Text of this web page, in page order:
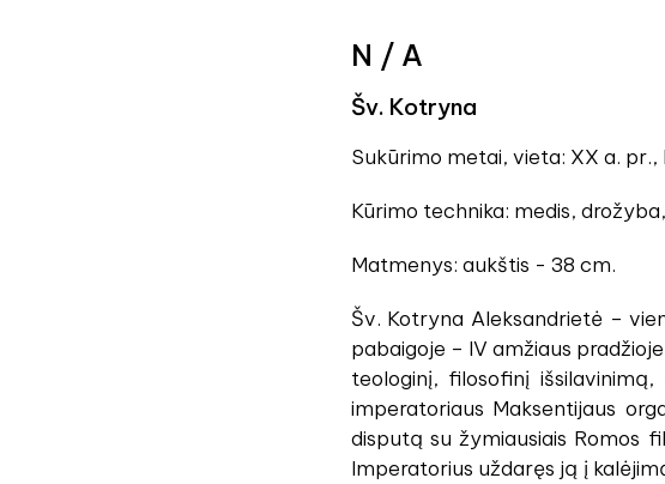
N / A
Šv. Kotryna
Sukūrimo metai, vieta: XX a.
Kūrimo technika: medis,
Matmenys: aukštis - 38 cm.
Šv. Kotryna Aleksandrietė –
pabaigoje – IV amžiaus
teologinį, filosofinį
imperatoriaus Maksentijaus
disputą su žymiausiais Romos
Imperatorius uždaręs ją į